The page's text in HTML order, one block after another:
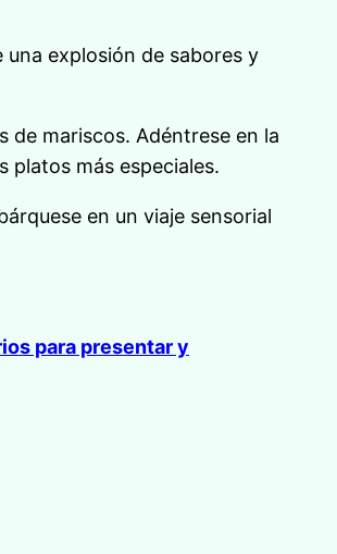
explosión de sabores y
de mariscos. Adéntrese en la
platos más especiales.
en un viaje sensorial
para presentar y